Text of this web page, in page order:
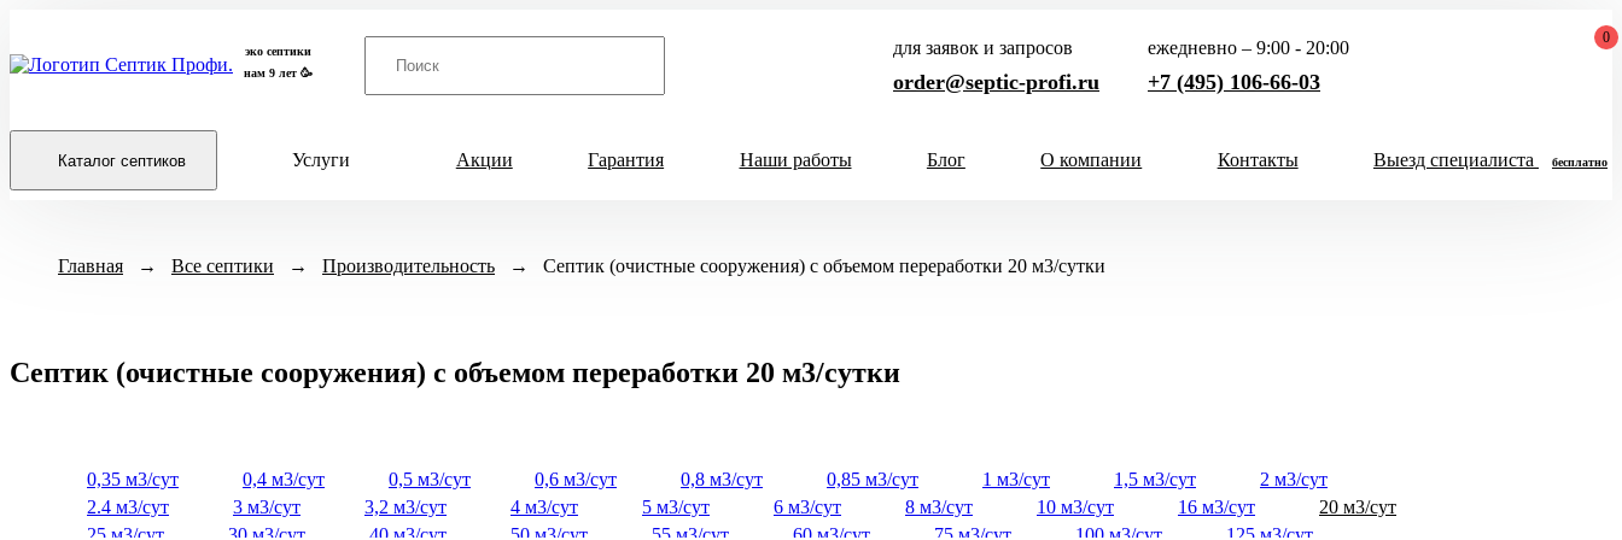
эко септики
нам 9 лет 🥳
для заявок и запросов
order@septic-profi.ru
ежедневно – 9:00 - 20:00
+7 (495) 106-66-03
0
Каталог септиков
Диамант
Астра
Спарта
Спарта Плюс
Для дачи
Для дома постоянного проживания
Для дома непостоянного проживания
Принудительный
Скидка на все септики
Итал Био до конца
месяца!
Услуги Акции Гарантия Наши работы Блог О компании Контакты Выезд специалиста бесплатно
Главная → Все септики → Производительность → Септик (очистные сооружения) с объемом переработки 20 м3/сутки
Септик (очистные сооружения) с объемом переработки 20 м3/сутки
0,35 м3/сут 0,4 м3/сут 0,5 м3/сут 0,6 м3/сут 0,8 м3/сут 0,85 м3/сут 1 м3/сут 1,5 м3/сут
2 м3/сут
2.4 м3/сут
3 м3/сут 3,2 м3/сут 4 м3/сут 5 м3/сут 6 м3/сут 8 м3/сут 10 м3/сут 16 м3/сут
20 м3/сут
25 м3/сут
30 м3/сут 40 м3/сут 50 м3/сут 55 м3/сут 60 м3/сут 75 м3/сут 100 м3/сут
125 м3/сут